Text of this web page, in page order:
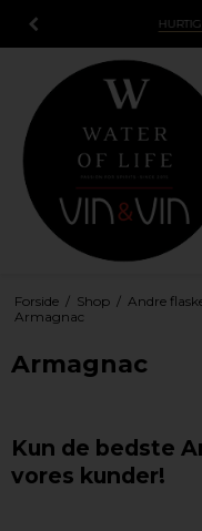
Forside / Shop / Andre
Armagnac
Armagnac
Kun de bedste
vores kunder!